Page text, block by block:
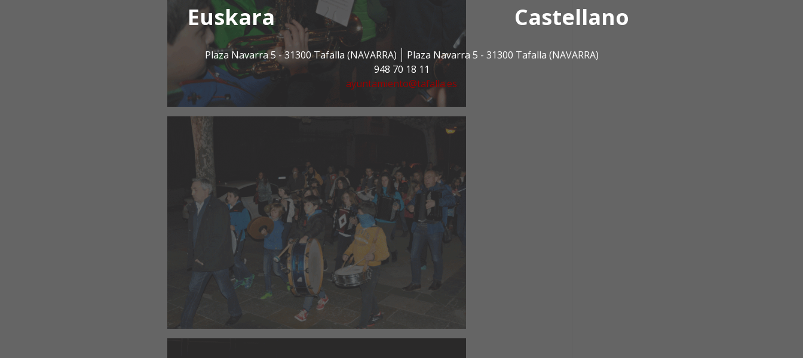
Euskara Castellano
Plaza Navarra 5 - 31300 Tafalla (NAVARRA)
Plaza Navarra 5 - 31300 Tafalla (NAVARRA)
948 70 18 11
ayuntamiento@tafalla.es